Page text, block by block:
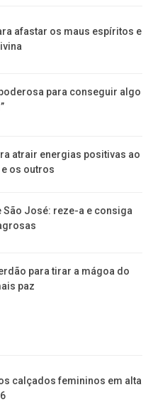
afastar os maus espíritos e
para conseguir algo
atrair energias positivas ao
e os outros
São José: reze-a e consiga
para tirar a mágoa do
paz
calçados femininos em alta